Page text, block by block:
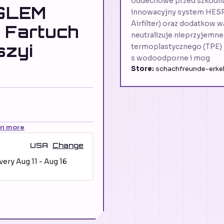
Fartuch
more
USA Change
Aug 11 - Aug 16
innowacyjny system
Airfilter) oraz dodatkow
neutralizuje
termoplastycznego
s wodoodporne i mog
Store: schachfreunde-